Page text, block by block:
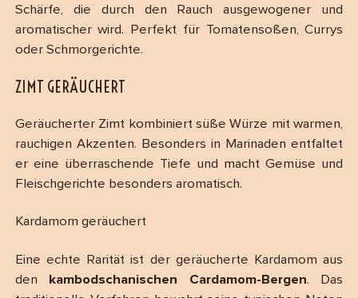
Schärfe, die durch den Rauch ausgewogener und
aromatischer wird. Perfekt für Tomatensoßen, Currys
oder Schmorgerichte.
ZIMT GERÄUCHERT
Geräucherter Zimt kombiniert süße Würze mit warmen,
rauchigen Akzenten. Besonders in Marinaden entfaltet
er eine überraschende Tiefe und macht Gemüse und
Fleischgerichte besonders aromatisch.
Kardamom geräuchert
Eine echte Rarität ist der geräucherte Kardamom aus
den
kambodschanischen Cardamom-Bergen. Das